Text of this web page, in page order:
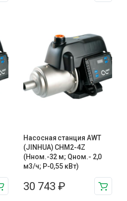
Насосная станция AWT
(JINHUA) CHM2-4Z
(Hном.-32 м; Qном.- 2,0
м3/ч; P-0,55 кВт)
30 743 ₽